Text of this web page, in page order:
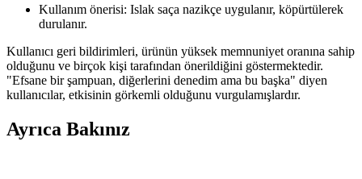
Kullanım önerisi: Islak saça nazikçe uygulanır, köpürtülerek
durulanır.
Kullanıcı geri bildirimleri, ürünün yüksek memnuniyet oranına sahip
olduğunu ve birçok kişi tarafından önerildiğini göstermektedir.
"Efsane bir şampuan, diğerlerini denedim ama bu başka" diyen
kullanıcılar, etkisinin görkemli olduğunu vurgulamışlardır.
Ayrıca Bakınız